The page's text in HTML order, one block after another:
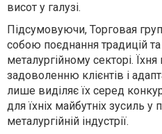
висот у галузі.
Підсумовуючи, Торговая
собою поєднання традицій та
металургійному секторі. Їхня
задоволенню клієнтів і
лише виділяє їх серед
для їхніх майбутніх зусиль у
металургійній індустрії.